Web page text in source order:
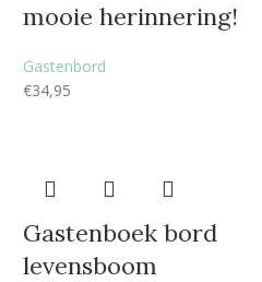
mooie herinnering!
Gastenbord
€34,95
Gastenboek bord
levensboom